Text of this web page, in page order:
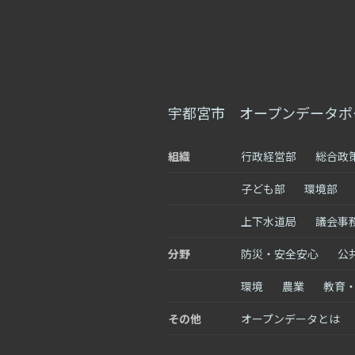
宇都宮市 オープンデータポ
組織 行政経営部 総合政
子ども部 環境部
上下水道局 議会事
分野 防災・安全安心 公
環境 農業 教育
その他 オープンデータとは